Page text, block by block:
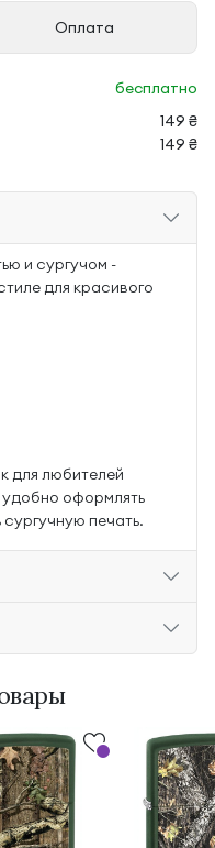
Оплата
бесплатно
149 ₴
149 ₴
и сургучом -
для красивого
для любителей
оформлять
печать.